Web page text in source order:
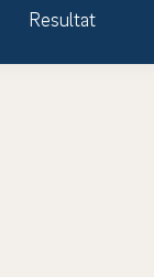
Resultat